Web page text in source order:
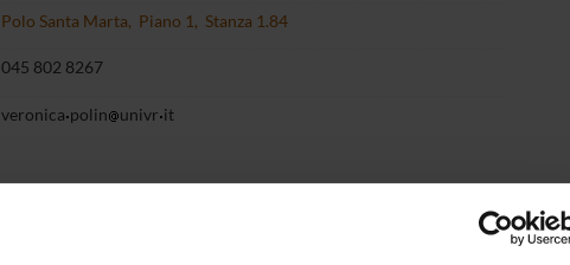
Polo Santa Marta, Piano 1, Stanza 1.84
045 802 8267
veronica polin univr it
Pubblicazioni